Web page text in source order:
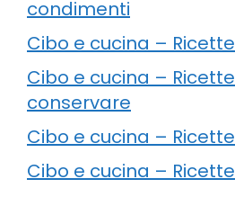
condimenti
Cibo e cucina –
Cibo e cucina –
conservare
Cibo e cucina –
Cibo e cucina –